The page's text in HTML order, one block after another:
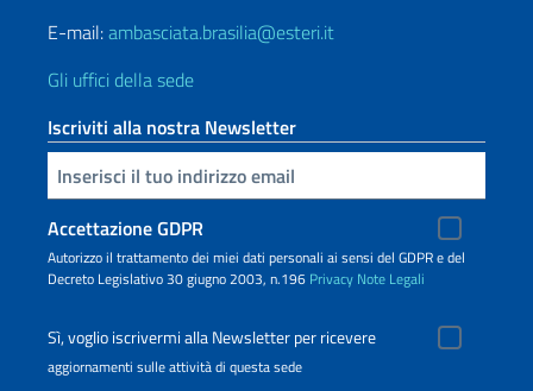
E-mail:ambasciata.brasilia@esteri.it
Gli uffici della sede
Iscriviti alla nostra Newsletter
Inserisci la tua email
Accettazione GDPR
Autorizzo il trattamento dei miei dati personali ai sensi del GDPR e del
Decreto Legislativo 30 giugno 2003, n.196 Privacy Note Legali
Sì, voglio iscrivermi alla Newsletter per ricevere
aggiornamenti sulle attività di questa sede